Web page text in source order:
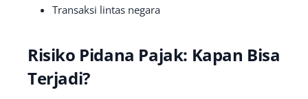
Transaksi lintas negara
Risiko Pidana Pajak: Kapan Bisa
Terjadi?